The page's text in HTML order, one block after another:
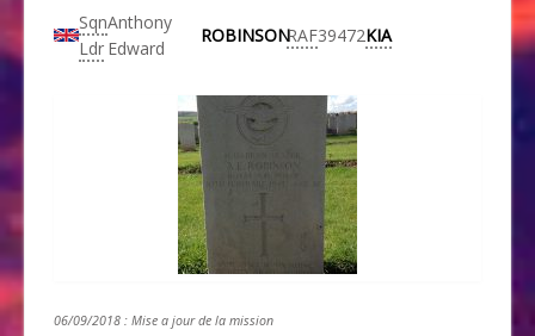
Sqn
Ldr
Anthony
Edward
ROBINSONRAF39472KIA
06/09/2018 : Mise a jour de la mission